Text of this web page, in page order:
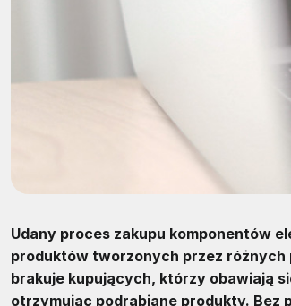
Udany proces zakupu komponentów
produktów tworzonych przez różnych
brakuje kupujących, którzy obawiają
otrzymując podrabiane produkty. Bez